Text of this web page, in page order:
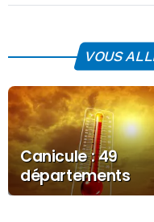
VOUS
Canicule : 49
départements
français entrent